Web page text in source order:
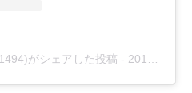
がシェアした投稿 - 2017年 6月月5日午前5時34分PDT